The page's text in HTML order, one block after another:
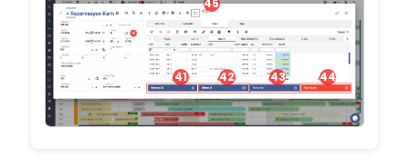
41 42 43 44